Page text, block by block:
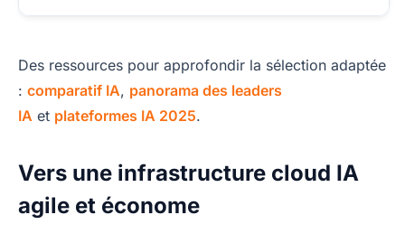
Des ressources pour approfondir la sélection adaptée
: comparatif IA, panorama des leaders
IA et plateformes IA 2025.
Vers une infrastructure cloud IA
agile et économe